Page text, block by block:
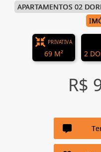
APARTAMENTOS 02
PRIVATIVA
69 M² 2
R$